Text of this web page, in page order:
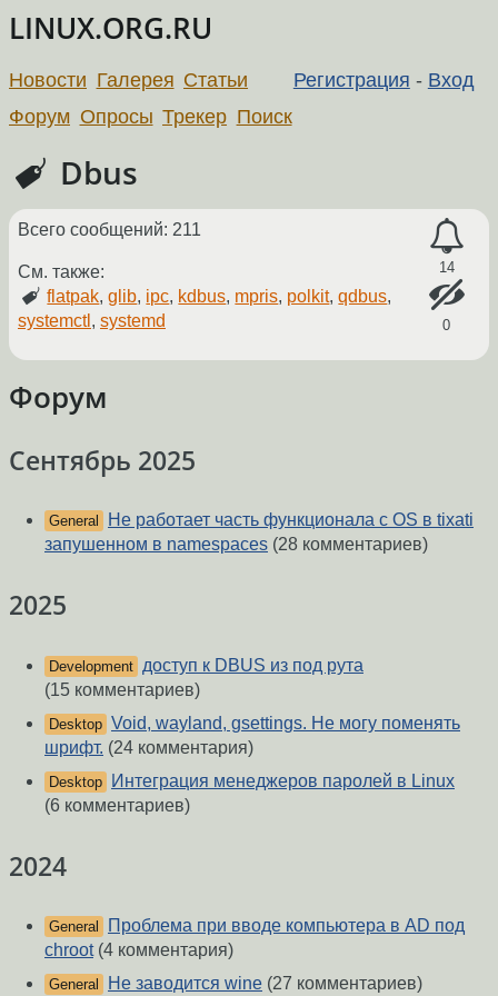
LINUX.ORG.RU
Регистрация - Вход
Новости Галерея Статьи
Форум Опросы Трекер Поиск
Dbus
14
0
Всего сообщений: 211
См. также:
flatpak,glib, ipc, kdbus, mpris, polkit,qdbus,
systemctl , systemd
Форум
Сентябрь 2025
General
Не работает часть функционала с OS в tixati
запушенном в namespaces (28 комментариев)
2025
Development доступ к DBUS из под рута
(15 комментариев)
Desktop Void, wayland, gsettings. Не могу поменять
шрифт. (24 комментария)
Desktop
Интеграция менеджеров паролей в Linux
(6 комментариев)
2024
General
Проблема при вводе компьютера в AD под
chroot(4 комментария)
General Не заводится wine (27 комментариев)